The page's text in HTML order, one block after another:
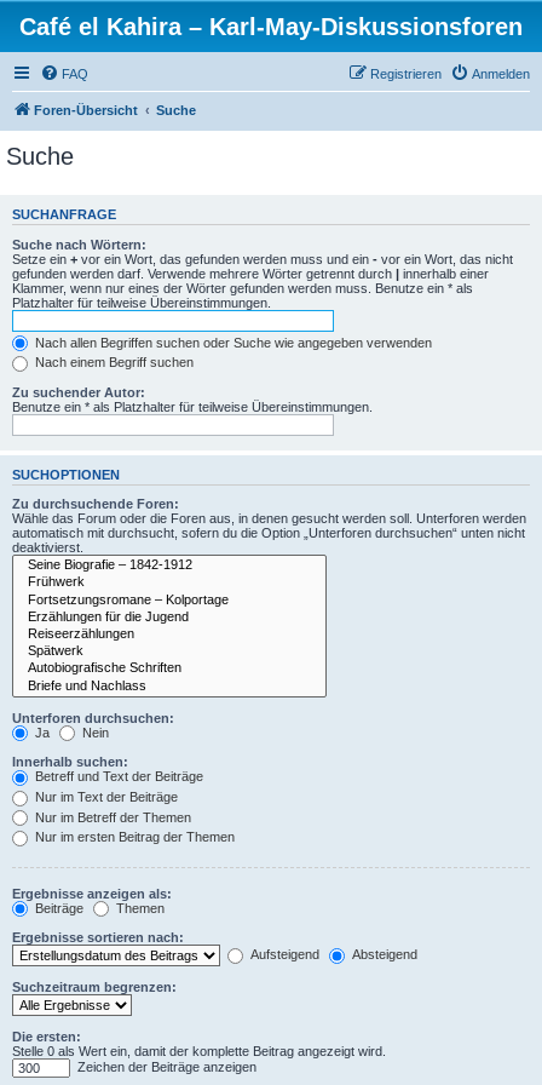
Café el Kahira – Karl-May-Diskussionsforen
FAQ Anmelden
Registrieren
Foren-Übersicht Suche
Suche
SUCHANFRAGE
Suche nach Wörtern:
Setze ein + vor ein Wort, das gefunden werden muss und ein - vor ein Wort, das nicht
gefunden werden darf. Verwende mehrere Wörter getrennt durch | innerhalb einer
Klammer, wenn nur eines der Wörter gefunden werden muss. Benutze ein * als
Platzhalter für teilweise Übereinstimmungen.
Nach allen Begriffen suchen oder Suche wie angegeben verwenden
Nach einem Begriff suchen
Zu suchender Autor:
Benutze ein * als Platzhalter für teilweise Übereinstimmungen.
SUCHOPTIONEN
Zu durchsuchende Foren:
Wähle das Forum oder die Foren aus, in denen gesucht werden soll. Unterforen werden
automatisch mit durchsucht, sofern du die Option „Unterforen durchsuchen“ unten nicht
deaktivierst.
Unterforen durchsuchen:
Ja
Nein
Innerhalb suchen:
Betreff und Text der Beiträge
Nur im Text der Beiträge
Nur im Betreff der Themen
Nur im ersten Beitrag der Themen
Ergebnisse anzeigen als:
Beiträge
Themen
Ergebnisse sortieren nach:
Aufsteigend
Absteigend
Suchzeitraum begrenzen:
Die ersten:
Stelle 0 als Wert ein, damit der komplette Beitrag angezeigt wird.
Zeichen der Beiträge anzeigen